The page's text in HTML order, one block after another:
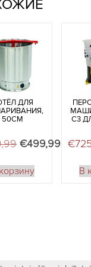
ДЛЯ
50СМ
€499,99
C3
€
В